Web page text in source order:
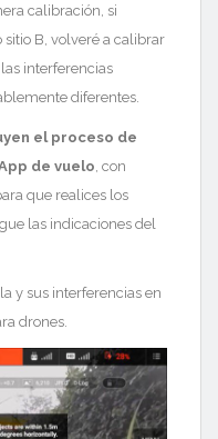
calibración, si
B, volveré a calibrar
interferencias
diferentes.
el proceso de
de vuelo , con
que realices los
las indicaciones del
y sus interferencias en
drones.